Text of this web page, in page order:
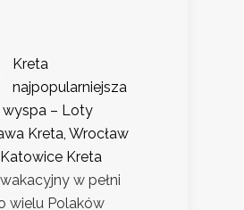
Kreta
najpopularniejsza
wyspa – Loty
Kreta, Wrocław
Kreta
w pełni
wielu Polaków